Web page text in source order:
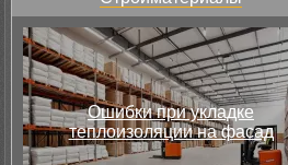
Ошибки при укладке
теплоизоляции на фасад